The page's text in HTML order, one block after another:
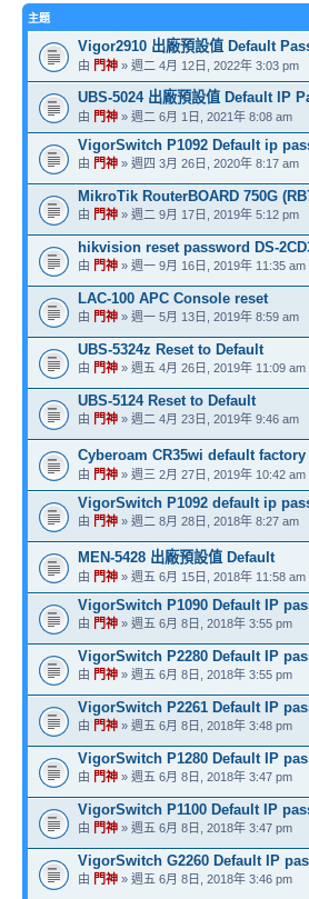
主題
Vigor2910 出廠預設值 Default
由 門神 » 週二 4月 12日, 2022年 3:03 pm
UBS-5024 出廠預設值 Default IP
由 門神 » 週二 6月 1日, 2021年 8:08 am
VigorSwitch P1092 Default ip
由 門神 » 週四 3月 26日, 2020年 8:17 am
MikroTik RouterBOARD 750G
由 門神 » 週二 9月 17日, 2019年 5:12 pm
hikvision reset password DS-
由 門神 » 週一 9月 16日, 2019年 11:35 am
LAC-100 APC Console reset
由 門神 » 週一 5月 13日, 2019年 8:59 am
UBS-5324z Reset to Default
由 門神 » 週五 4月 26日, 2019年 11:09 am
UBS-5124 Reset to Default
由 門神 » 週二 4月 23日, 2019年 9:46 am
Cyberoam CR35wi default
由 門神 » 週三 2月 27日, 2019年 10:42 am
VigorSwitch P1092 default ip
由 門神 » 週二 8月 28日, 2018年 8:27 am
MEN-5428 出廠預設值 Default
由 門神 » 週五 6月 15日, 2018年 11:58 am
VigorSwitch P1090 Default IP
由 門神 » 週五 6月 8日, 2018年 3:55 pm
VigorSwitch P2280 Default IP
由 門神 » 週五 6月 8日, 2018年 3:55 pm
VigorSwitch P2261 Default IP
由 門神 » 週五 6月 8日, 2018年 3:48 pm
VigorSwitch P1280 Default IP
由 門神 » 週五 6月 8日, 2018年 3:47 pm
VigorSwitch P1100 Default IP
由 門神 » 週五 6月 8日, 2018年 3:47 pm
VigorSwitch G2260 Default IP
由 門神 » 週五 6月 8日, 2018年 3:46 pm